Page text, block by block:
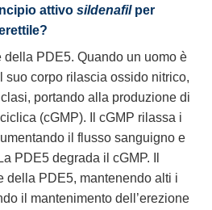
attivo sildenafilper
della PDE5. Quando un uomo è
suo corpo rilascia ossido nitrico,
portando alla produzione di
(cGMP). Il cGMP rilassa i
il flusso sanguigno e
PDE5 degrada il cGMP. Il
della PDE5, mantenendo alti i
il mantenimento dell’erezione